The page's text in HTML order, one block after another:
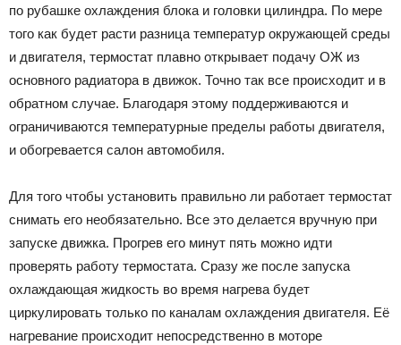
по рубашке охлаждения блока и головки цилиндра. По мере
того как будет расти разница температур окружающей среды
и двигателя, термостат плавно открывает подачу ОЖ из
основного радиатора в движок. Точно так все происходит и в
обратном случае. Благодаря этому поддерживаются и
ограничиваются температурные пределы работы двигателя,
и обогревается салон автомобиля.
Для того чтобы установить правильно ли работает термостат
снимать его необязательно. Все это делается вручную при
запуске движка. Прогрев его минут пять можно идти
проверять работу термостата. Сразу же после запуска
охлаждающая жидкость во время нагрева будет
циркулировать только по каналам охлаждения двигателя. Её
нагревание происходит непосредственно в моторе